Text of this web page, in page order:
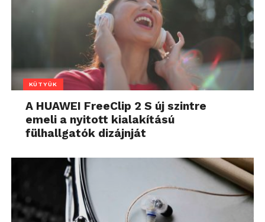
KÜTYÜK
A HUAWEI FreeClip 2 S új szintre
emeli a nyitott kialakítású
fülhallgatók dizájnját